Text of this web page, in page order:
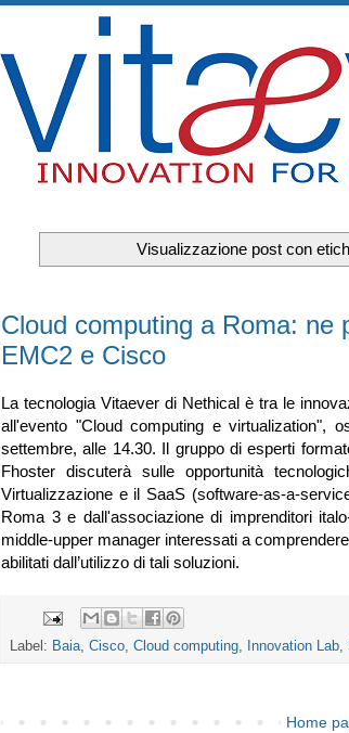
Visualizzazione post con
Cloud computing a Roma: ne
EMC2 e Cisco
La tecnologia Vitaever di Nethical è tra le
all'evento "Cloud computing e virtualization",
settembre, alle 14.30. Il gruppo di esperti
Fhoster discuterà sulle opportunità
Virtualizzazione e il SaaS (software-as-a-
Roma 3 e dall'associazione di imprenditori
middle-upper manager interessati a
abilitati dall’utilizzo di tali soluzioni.
Label: Baia, Cisco, Cloud computing, Innovation Lab,
Home